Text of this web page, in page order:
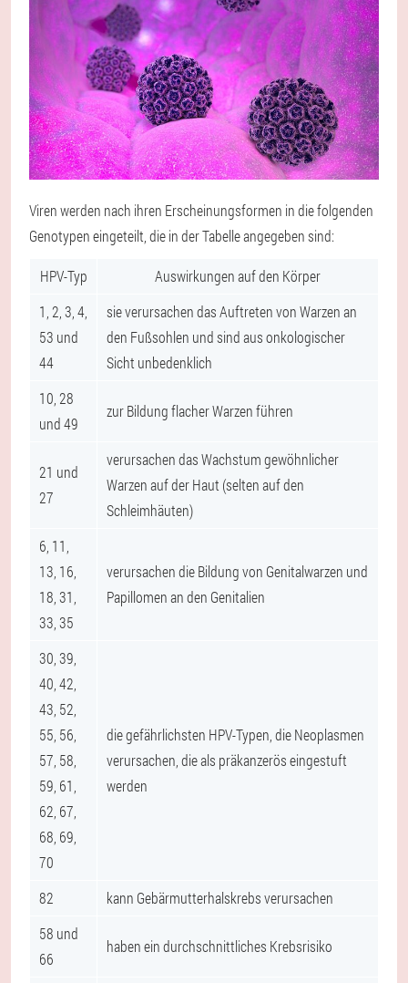
Viren werden nach ihren Erscheinungsformen in die folgenden
Genotypen eingeteilt, die in der Tabelle angegeben sind:
HPV-Typ
Auswirkungen auf den Körper
1, 2, 3, 4,
53 und
44
sie verursachen das Auftreten von Warzen an
den Fußsohlen und sind aus onkologischer
Sicht unbedenklich
10, 28
und 49
zur Bildung flacher Warzen führen
21 und
27
verursachen das Wachstum gewöhnlicher
Warzen auf der Haut (selten auf den
Schleimhäuten)
6, 11,
13, 16,
18, 31,
33, 35
verursachen die Bildung von Genitalwarzen und
Papillomen an den Genitalien
30, 39,
40, 42,
43, 52,
55, 56,
57, 58,
59, 61,
62, 67,
68, 69,
70
die gefährlichsten HPV-Typen, die Neoplasmen
verursachen, die als präkanzerös eingestuft
werden
82
kann Gebärmutterhalskrebs verursachen
58 und
66
haben ein durchschnittliches Krebsrisiko